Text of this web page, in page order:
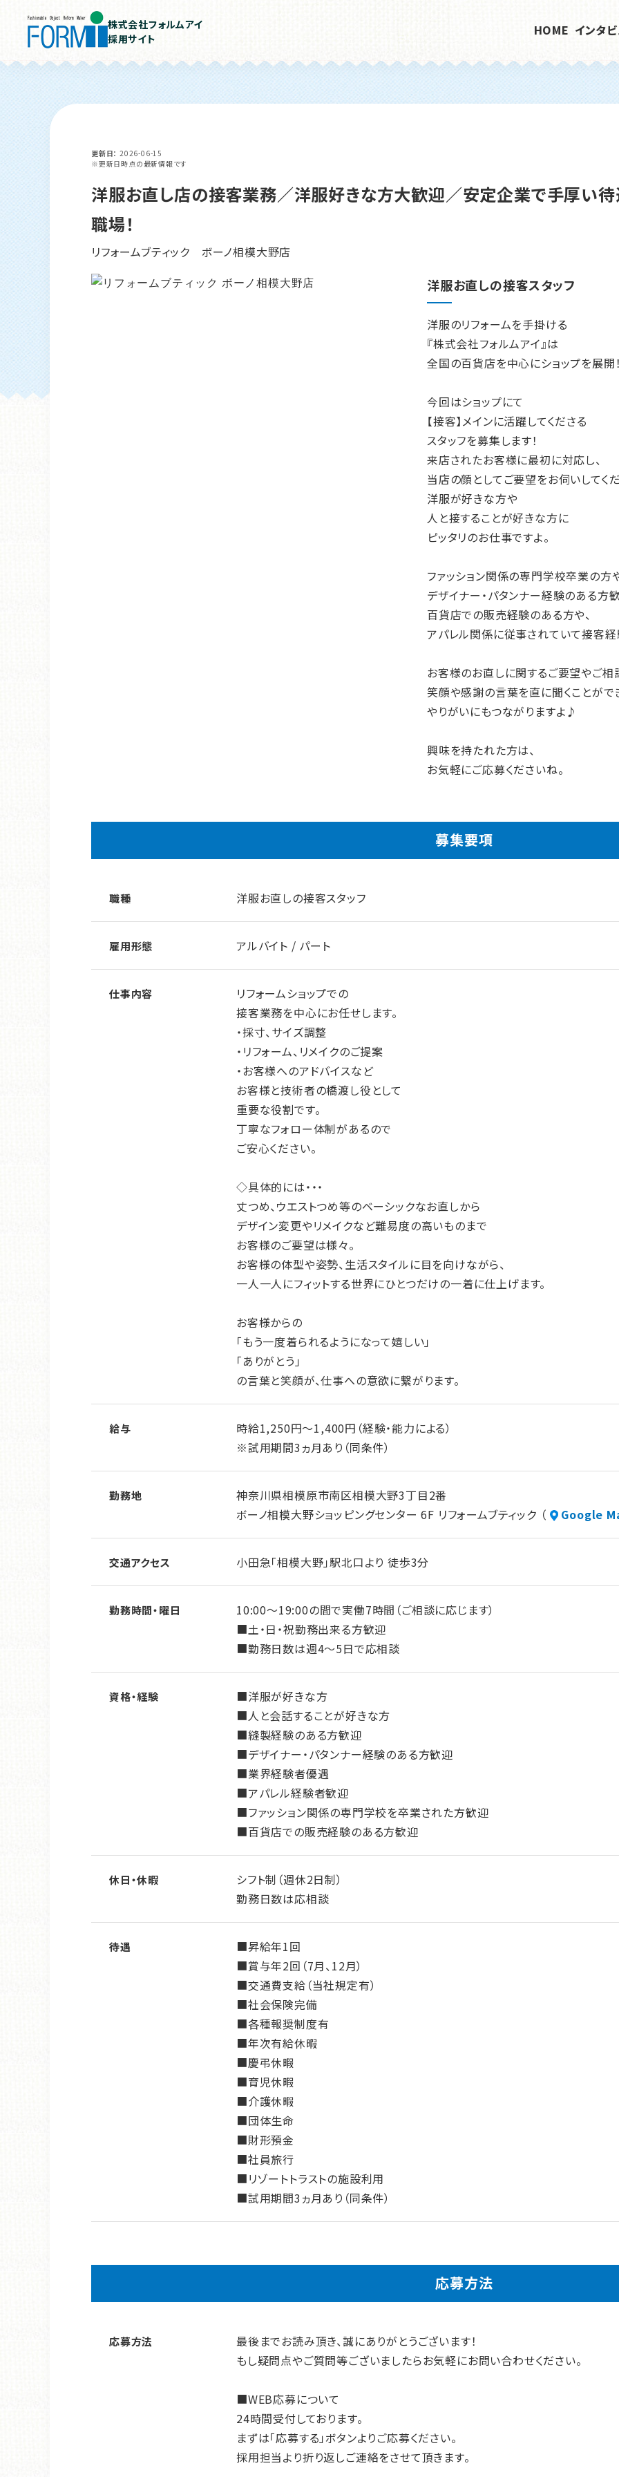
株式会社フォルムアイ
採用サイト
HOME インタ
更新日
2026-06-15
※更新日時点の最新情報です
洋服お直し店の接客業務／洋服好きな方大歓迎／安定企業で手厚い
職場！
リフォームブティック ボーノ相模大野店
洋服お直しの接客スタッフ
洋服のリフォームを手掛ける
『株式会社フォルムアイ』は
全国の百貨店を中心にショップを展開
今回はショップにて
【接客】メインに活躍してくださる
スタッフを募集します！
来店されたお客様に最初に対応し、
当店の顔としてご要望をお伺いしてく
洋服が好きな方や
人と接することが好きな方に
ピッタリのお仕事ですよ。
ファッション関係の専門学校卒業の方
デザイナー・パタンナー経験のある方
百貨店での販売経験のある方や、
アパレル関係に従事されていて接客経
お客様のお直しに関するご要望やご相
笑顔や感謝の言葉を直に聞くことがで
やりがいにもつながりますよ♪
興味を持たれた方は、
お気軽にご応募くださいね。
募集要項
職種 洋服お直しの接客スタッフ
雇用形態 アルバイト / パート
仕事内容
リフォームショップでの
接客業務を中心にお任せします。
・採寸、サイズ調整
・リフォーム、リメイクのご提案
・お客様へのアドバイスなど
お客様と技術者の橋渡し役として
重要な役割です。
丁寧なフォロー体制があるので
ご安心ください。
◇具体的には・・・
丈つめ、ウエストつめ等のベーシックなお直しから
デザイン変更やリメイクなど難易度の高いものまで
お客様のご要望は様々。
お客様の体型や姿勢、生活スタイルに目を向けながら、
一人一人にフィットする世界にひとつだけの一着に仕上げます。
お客様からの
「もう一度着られるようになって嬉しい」
「ありがとう」
の言葉と笑顔が、仕事への意欲に繋がります。
給与
時給1,250円～1,400円（経験・能力による）
※試用期間3ヵ月あり（同条件）
勤務地
神奈川県相模原市南区相模大野3丁目2番
ボーノ相模大野ショッピングセンター 6F リフォームブティック （
Google
交通アクセス 小田急「相模大野」駅北口より 徒歩3分
勤務時間・曜日
10:00～19:00の間で実働7時間（ご相談に応じます）
■土・日・祝勤務出来る方歓迎
■勤務日数は週4～5日で応相談
資格・経験
■洋服が好きな方
■人と会話することが好きな方
■縫製経験のある方歓迎
■デザイナー・パタンナー経験のある方歓迎
■業界経験者優遇
■アパレル経験者歓迎
■ファッション関係の専門学校を卒業された方歓迎
■百貨店での販売経験のある方歓迎
休日・休暇
シフト制（週休2日制）
勤務日数は応相談
待遇
■昇給年1回
■賞与年2回（7月、12月）
■交通費支給（当社規定有）
■社会保険完備
■各種報奨制度有
■年次有給休暇
■慶弔休暇
■育児休暇
■介護休暇
■団体生命
■財形預金
■社員旅行
■リゾートトラストの施設利用
■試用期間3ヵ月あり（同条件）
応募方法
応募方法
最後までお読み頂き、誠にありがとうございます！
もし疑問点やご質問等ございましたらお気軽にお問い合わせください。
■WEB応募について
24時間受付しております。
まずは「応募する」ボタンよりご応募ください。
採用担当より折り返しご連絡をさせて頂きます。